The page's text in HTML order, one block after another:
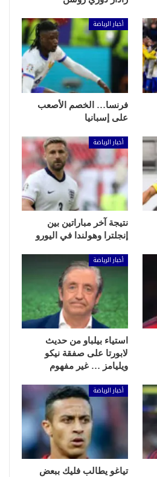
أخبار الرياضة
فرنسا… الخصم الأصعب
على إسبانيا
أخبار الرياضة
نتيجة آخر مباراتين بين
إنجلترا وهولندا في اليورو
أخبار الرياضة
استياء بيلباو من حديث
لابورتا على صفقة نيكو
ويليامز … غير مفهوم
أخبار الرياضة
تياغو يطالب فليك ببعض